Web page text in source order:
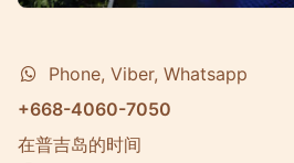
Phone, Viber, Whatsapp
+668-4060-7050
在普吉岛的时间